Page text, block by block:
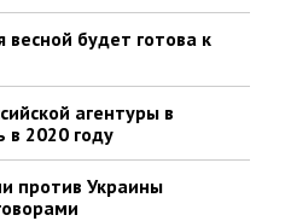
весной будет готова к
агентуры в
в 2020 году
против Украины